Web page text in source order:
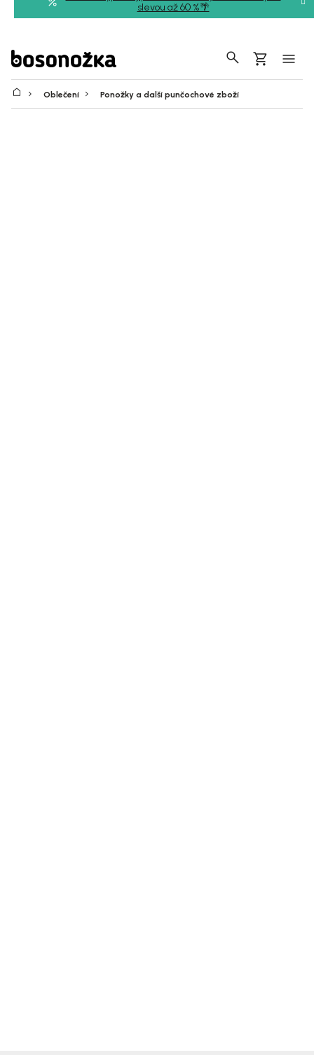
slevou až 60 %🌴
Hledat
Nákupní
košík
Oblečení Ponožky a další punčochové zboží